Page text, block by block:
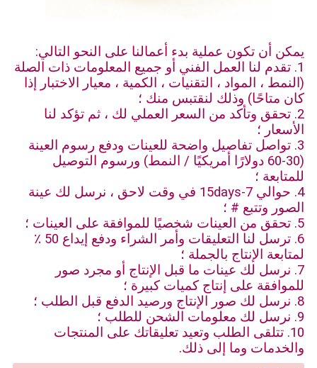
يمكن أن تكون عملية بدء أعمالنا على النحو التالي:
1. تقدم لنا العمل الفني أو جميع المعلومات ذات الصلة
(النمط ، المواد ، التقنيات ، الكمية ، معيار الاختبار إذا
كان متاحًا) وذلك لنقتبس منك ؛
2. تحقق وتأكد من السعر العملي لك ، ثم تؤكد لنا
الأسعار ؛
3. تواصل تفاصيل واضحة للعينات ودفع رسوم العينة
(30-60 دولارًا أمريكيًا / النمط) ورسوم التوصيل
للمتابعة ؛
4. حوالي 7-15days في وقت لاحق ، نرسل لك عينة
الصور وتتبع # ؛
5. تحقق من العينات شخصيًا للموافقة على العينات ؛
6. ترسل لنا التعليقات وأمر الشراء ودفع إيداع 50 ٪
لمتابعة الإنتاج بالجملة ؛
7. نرسل لك عينات ما قبل الإنتاج أو مجرد صور
للموافقة على إنتاج كميات كبيرة ؛
8. نرسل لك صور الإنتاج ورصيد الدفع قبل الطلب ؛
9. نرسل لك معلومات الشحن للطلب ؛
10. تتلقى الطلب وتعيد تعليقاتك على المنتجات
والخدمات وما إلى ذلك.